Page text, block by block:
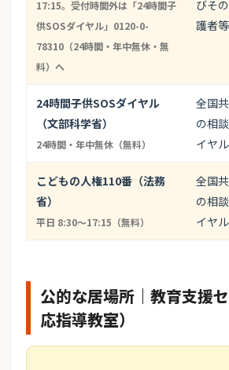
17:15。受付時間外は「24時間子
供SOSダイヤル」0120-0-
78310（24時間・年中無休・無
料）へ
びそ
護者等
24時間子供SOSダイヤル
（文部科学省）
24時間・年中無休（無料）
全国
の相
イヤル
こどもの人権110番（法務
省）
平日 8:30〜17:15（無料）
全国
の相
イヤル
公的な居場所｜教育支援
応指導教室）